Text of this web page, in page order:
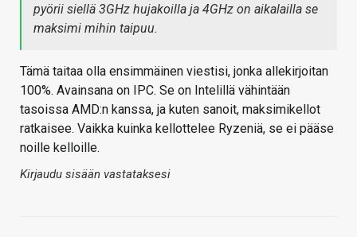
pyörii siellä 3GHz hujakoilla ja 4GHz on aikalailla se
maksimi mihin taipuu.
Tämä taitaa olla ensimmäinen viestisi, jonka allekirjoitan
100%. Avainsana on IPC. Se on Intelillä vähintään
tasoissa AMD:n kanssa, ja kuten sanoit, maksimikellot
ratkaisee. Vaikka kuinka kellottelee Ryzeniä, se ei pääse
noille kelloille.
Kirjaudu sisään vastataksesi